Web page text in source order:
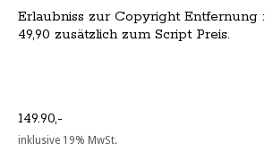
Erlaubniss zur Copyright Entfernung :
49,90 zusätzlich zum Script Preis.
149.90,-
inklusive 19% MwSt.